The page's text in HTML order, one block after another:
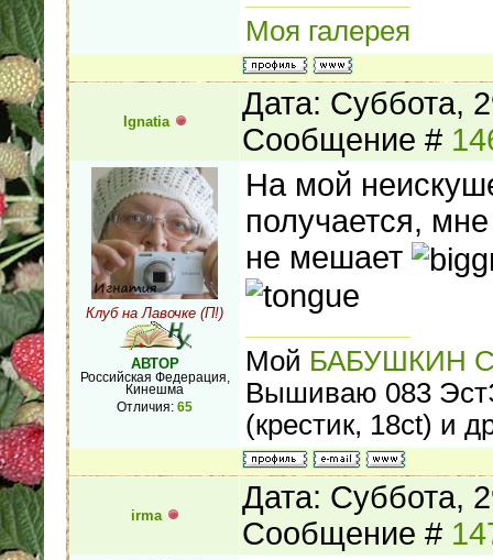
Моя галерея
Ignatia
Дата: Суббота,
Сообщение #
Клуб на Лавочке (П!)
АВТОР
Российская Федерация,
Кинешма
Отличия: 65
На мой
получается,
не мешает
Мой БАБУШКИН
Вышиваю 083
(крестик, 18ct) и
irma
Дата: Суббота,
Сообщение #